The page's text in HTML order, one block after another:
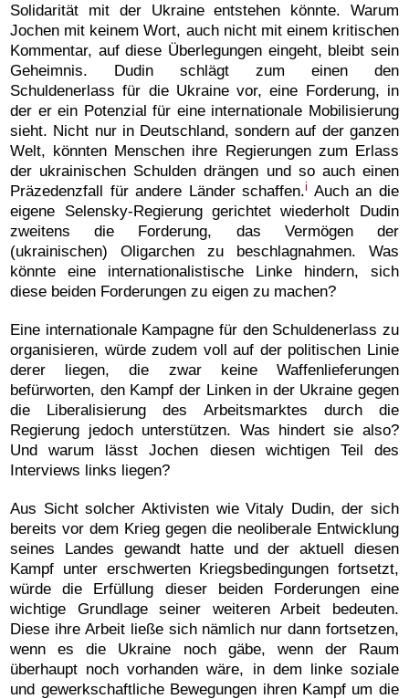
Solidarität mit der Ukraine entstehen könnte. Warum
Jochen mit keinem Wort, auch nicht mit einem kritischen
Kommentar, auf diese Überlegungen eingeht, bleibt sein
Geheimnis. Dudin schlägt zum einen den
Schuldenerlass für die Ukraine vor, eine Forderung, in
der er ein Potenzial für eine internationale Mobilisierung
sieht. Nicht nur in Deutschland, sondern auf der ganzen
Welt, könnten Menschen ihre Regierungen zum Erlass
der ukrainischen Schulden drängen und so auch einen
Präzedenzfall für andere Länder schaffen.i Auch an die
eigene Selensky-Regierung gerichtet wiederholt Dudin
zweitens die Forderung, das Vermögen der
(ukrainischen) Oligarchen zu beschlagnahmen. Was
könnte eine internationalistische Linke hindern, sich
diese beiden Forderungen zu eigen zu machen?
Eine internationale Kampagne für den Schuldenerlass zu
organisieren, würde zudem voll auf der politischen Linie
derer liegen, die zwar keine Waffenlieferungen
befürworten, den Kampf der Linken in der Ukraine gegen
die Liberalisierung des Arbeitsmarktes durch die
Regierung jedoch unterstützen. Was hindert sie also?
Und warum lässt Jochen diesen wichtigen Teil des
Interviews links liegen?
Aus Sicht solcher Aktivisten wie Vitaly Dudin, der sich
bereits vor dem Krieg gegen die neoliberale Entwicklung
seines Landes gewandt hatte und der aktuell diesen
Kampf unter erschwerten Kriegsbedingungen fortsetzt,
würde die Erfüllung dieser beiden Forderungen eine
wichtige Grundlage seiner weiteren Arbeit bedeuten.
Diese ihre Arbeit ließe sich nämlich nur dann fortsetzen,
wenn es die Ukraine noch gäbe, wenn der Raum
überhaupt noch vorhanden wäre, in dem linke soziale
und gewerkschaftliche Bewegungen ihren Kampf um die